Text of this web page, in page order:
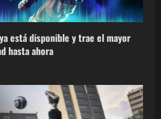
está disponible y trae el mayor
hasta ahora